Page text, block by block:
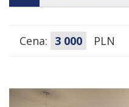
Cena: 3 000 PLN